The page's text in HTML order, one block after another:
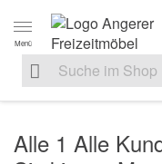
Zur Navigation springen
Menü
Suche nach
Suche im Shop,
Alle 1 Alle